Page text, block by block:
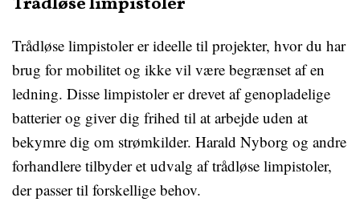
Trådløse limpistoler er ideelle til projekter, hvor du har
brug for mobilitet og ikke vil være begrænset af en
ledning. Disse limpistoler er drevet af genopladelige
batterier og giver dig frihed til at arbejde uden at
bekymre dig om strømkilder. Harald Nyborg og andre
forhandlere tilbyder et udvalg af trådløse limpistoler,
der passer til forskellige behov.